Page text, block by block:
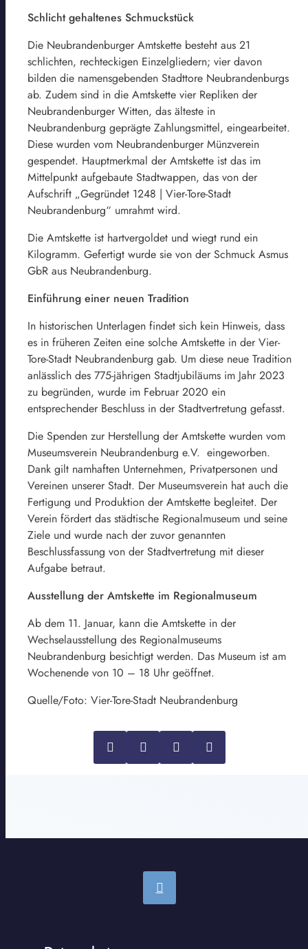
Schlicht gehaltenes Schmuckstück
Die Neubrandenburger Amtskette besteht aus 21
schlichten, rechteckigen Einzelgliedern; vier davon
bilden die namensgebenden Stadttore Neubrandenburgs
ab. Zudem sind in die Amtskette vier Repliken der
Neubrandenburger Witten, das älteste in
Neubrandenburg geprägte Zahlungsmittel, eingearbeitet.
Diese wurden vom Neubrandenburger Münzverein
gespendet. Hauptmerkmal der Amtskette ist das im
Mittelpunkt aufgebaute Stadtwappen, das von der
Aufschrift „Gegründet 1248 | Vier-Tore-Stadt
Neubrandenburg“ umrahmt wird.
Die Amtskette ist hartvergoldet und wiegt rund ein
Kilogramm. Gefertigt wurde sie von der Schmuck Asmus
GbR aus Neubrandenburg.
Einführung einer neuen Tradition
In historischen Unterlagen findet sich kein Hinweis, dass
es in früheren Zeiten eine solche Amtskette in der Vier-
Tore-Stadt Neubrandenburg gab. Um diese neue Tradition
anlässlich des 775-jährigen Stadtjubiläums im Jahr 2023
zu begründen, wurde im Februar 2020 ein
entsprechender Beschluss in der Stadtvertretung gefasst.
Die Spenden zur Herstellung der Amtskette wurden vom
Museumsverein Neubrandenburg e.V. eingeworben.
Dank gilt namhaften Unternehmen, Privatpersonen und
Vereinen unserer Stadt. Der Museumsverein hat auch die
Fertigung und Produktion der Amtskette begleitet. Der
Verein fördert das städtische Regionalmuseum und seine
Ziele und wurde nach der zuvor genannten
Beschlussfassung von der Stadtvertretung mit dieser
Aufgabe betraut.
Ausstellung der Amtskette im Regionalmuseum
Ab dem 11. Januar, kann die Amtskette in der
Wechselausstellung des Regionalmuseums
Neubrandenburg besichtigt werden. Das Museum ist am
Wochenende von 10 – 18 Uhr geöffnet.
Quelle/Foto: Vier-Tore-Stadt Neubrandenburg